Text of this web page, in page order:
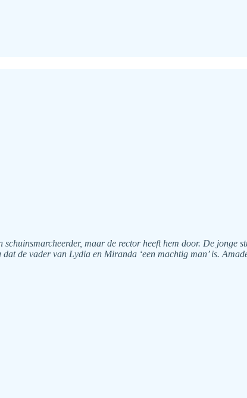
maar de rector heeft hem door. De
de vader van Lydia en Miranda ‘een machtig man’ is.